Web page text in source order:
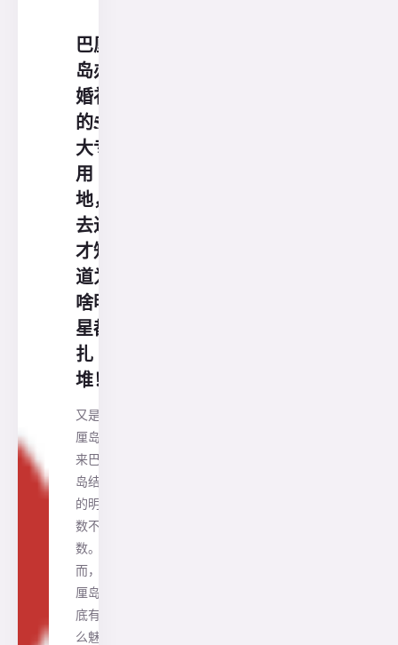
巴厘
岛办
婚礼
的5
大专
用
地，
去过
才知
道为
啥明
星都
扎
堆！
又是巴
厘岛！
来巴厘
岛结婚
的明星
数不胜
数。然
而，巴
厘岛到
底有什
么魅